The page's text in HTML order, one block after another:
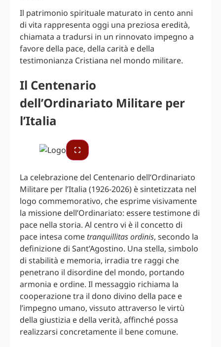
Il patrimonio spirituale maturato in cento anni
di vita rappresenta oggi una preziosa eredità,
chiamata a tradursi in un rinnovato impegno a
favore della pace, della carità e della
testimonianza Cristiana nel mondo militare.
Il Centenario
dell’Ordinariato Militare per
l’Italia
La celebrazione del Centenario dell’Ordinariato
Militare per l’Italia (1926-2026) è sintetizzata nel
logo commemorativo, che esprime visivamente
la missione dell’Ordinariato: essere testimone di
pace nella storia. Al centro vi è il concetto di
pace intesa cometranquillitas ordinis, secondo la
definizione di Sant’Agostino. Una stella, simbolo
di stabilità e memoria, irradia tre raggi che
penetrano il disordine del mondo, portando
armonia e ordine. Il messaggio richiama la
cooperazione tra il dono divino della pace e
l’impegno umano, vissuto attraverso le virtù
della giustizia e della verità, affinché possa
realizzarsi concretamente il bene comune.